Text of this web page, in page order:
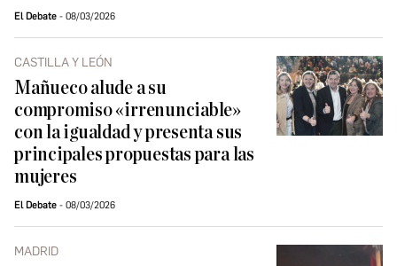
El Debate 08/03/2026
CASTILLA Y LEÓN
Mañueco alude a su
compromiso «irrenunciable»
con la igualdad y presenta sus
principales propuestas para las
mujeres
El Debate 08/03/2026
MADRID